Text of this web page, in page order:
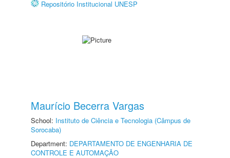
Repositório Institucional UNESP
Maurício Becerra Vargas
School: Instituto de Ciência e Tecnologia (Câmpus de
Sorocaba)
Department: DEPARTAMENTO DE ENGENHARIA DE
CONTROLE E AUTOMAÇÃO